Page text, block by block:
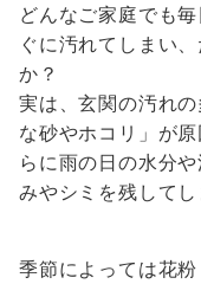
どんなご家庭でも
ぐに汚れてしまい
か？
実は、玄関の汚れ
な砂やホコリ」が
らに雨の日の水分
みやシミを残してし
季節によっては花